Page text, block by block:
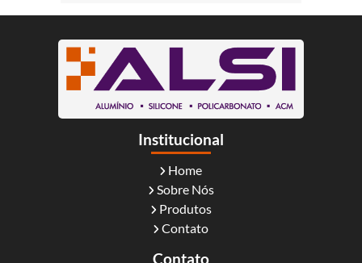
Institucional
Home
Sobre Nós
Produtos
Contato
Contato